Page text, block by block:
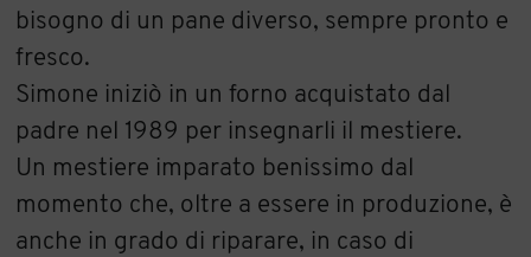
bisogno di un pane diverso, sempre pronto e
fresco.
Simone iniziò in un forno acquistato dal
padre nel 1989 per insegnarli il mestiere.
Un mestiere imparato benissimo dal
momento che, oltre a essere in produzione, è
anche in grado di riparare, in caso di